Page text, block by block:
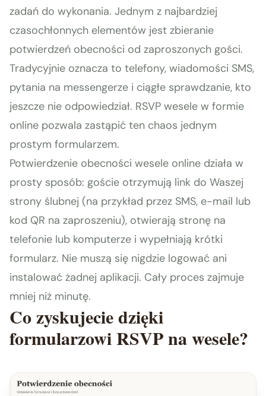
zadań do wykonania. Jednym z najbardziej
czasochłonnych elementów jest zbieranie
potwierdzeń obecności od zaproszonych gości.
Tradycyjnie oznacza to telefony, wiadomości SMS,
pytania na messengerze i ciągłe sprawdzanie, kto
jeszcze nie odpowiedział. RSVP wesele w formie
online pozwala zastąpić ten chaos jednym
prostym formularzem.
Potwierdzenie obecności wesele online działa w
prosty sposób: goście otrzymują link do Waszej
strony ślubnej (na przykład przez SMS, e-mail lub
kod QR na zaproszeniu), otwierają stronę na
telefonie lub komputerze i wypełniają krótki
formularz. Nie muszą się nigdzie logować ani
instalować żadnej aplikacji. Cały proces zajmuje
mniej niż minutę.
Co zyskujecie dzięki
formularzowi RSVP na wesele?